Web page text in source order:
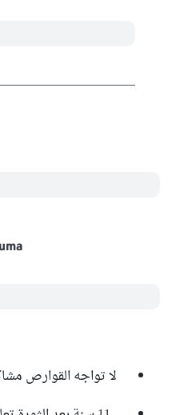
لا تواجه القوارص